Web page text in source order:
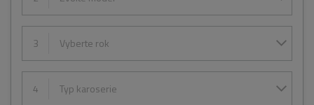
3 Vyberte rok
4 Typ karoserie